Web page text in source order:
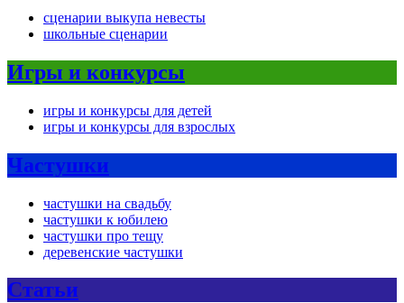
сценарии выкупа невесты
школьные сценарии
Игры и конкурсы
игры и конкурсы для детей
игры и конкурсы для взрослых
Частушки
частушки на свадьбу
частушки к юбилею
частушки про тещу
деревенские частушки
Статьи